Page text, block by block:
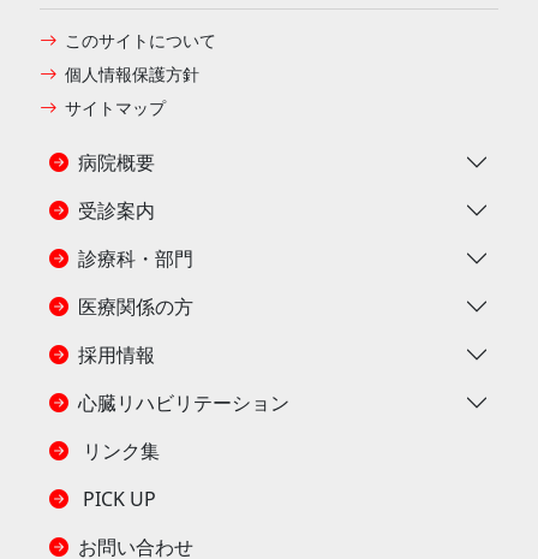
このサイトについて
個人情報保護方針
サイトマップ
病院概要
受診案内
診療科・部門
医療関係の方
採用情報
心臓リハビリテーション
リンク集
PICK UP
お問い合わせ